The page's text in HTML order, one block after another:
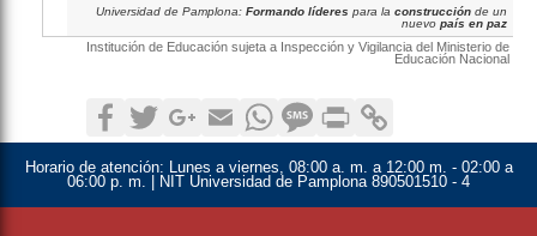
Universidad de Pamplona: Formando líderes para la construcción de un
nuevo país en paz
Institución de Educación sujeta a Inspección y Vigilancia del Ministerio de
Educación Nacional
FacebookTwitterGoogle+
EmailWhatsApp
SMS Print
Horario de atención: Lunes a viernes, 08:00 a. m. a 12:00 m. - 02:00 a
06:00 p. m. | NIT Universidad de Pamplona 890501510 - 4